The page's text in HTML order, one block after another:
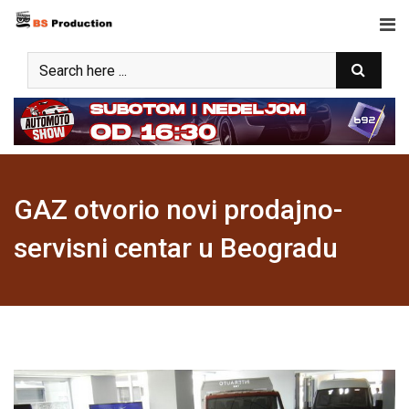
Skip
content
GAZ otvorio novi prodajno-
servisni centar u Beogradu